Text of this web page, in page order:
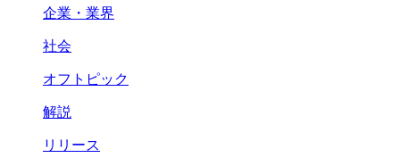
企業・業界
社会
オフトピック
解説
リリース